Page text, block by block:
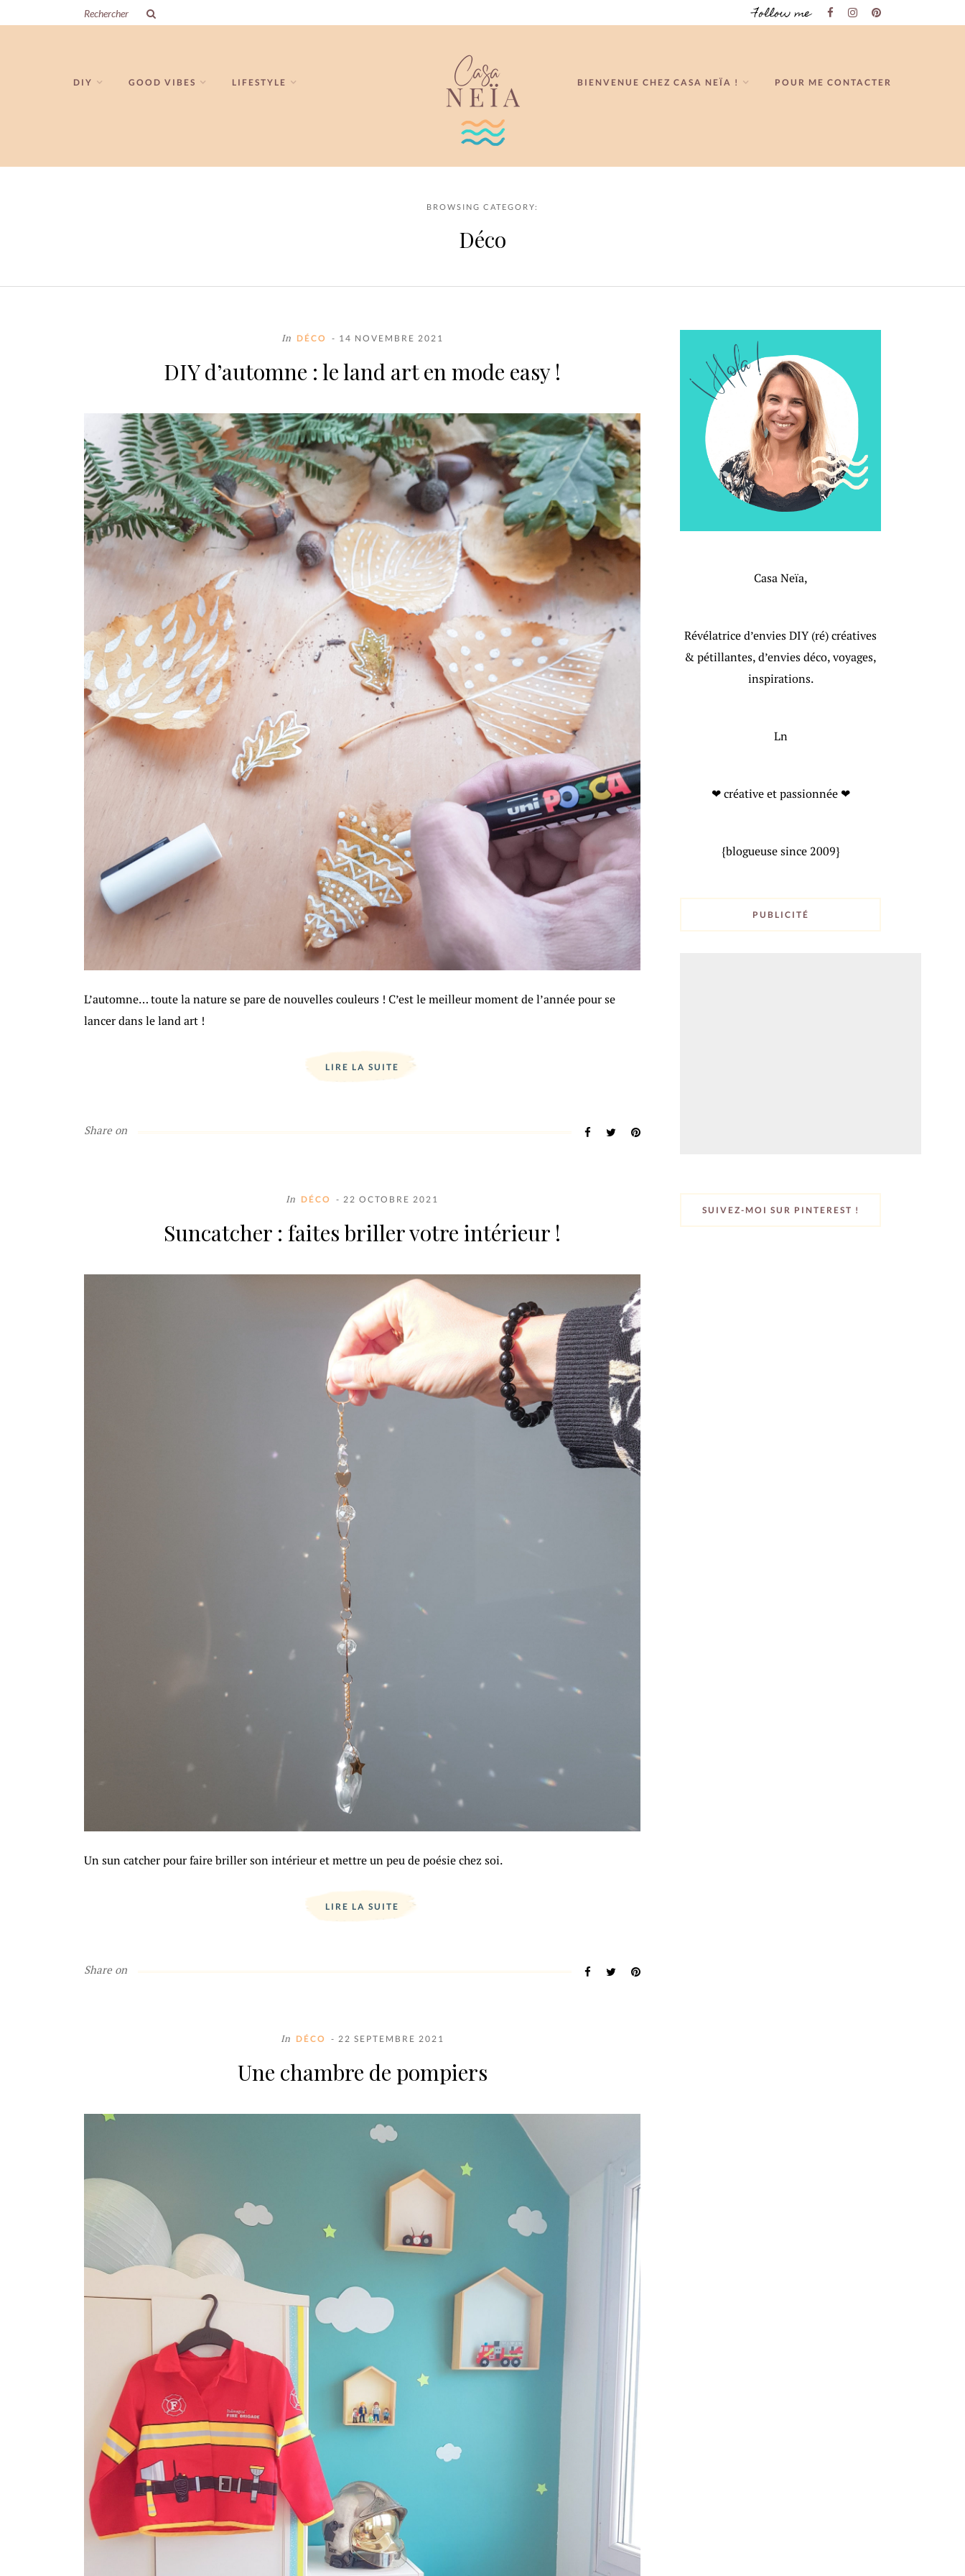
Follow me
DIY GOOD VIBES LIFESTYLE BIENVENUE CHEZ CASA NEÏA ! POUR ME CONTACTER
BROWSING CATEGORY:
Déco
In DÉCO - 14 NOVEMBRE 2021
DIY d’automne : le land art en mode easy !
L’automne… toute la nature se pare de nouvelles couleurs ! C’est le meilleur moment de l’année pour se
lancer dans le land art !
LIRE LA SUITE
Share on
In DÉCO - 22 OCTOBRE 2021
Suncatcher : faites briller votre intérieur !
Un sun catcher pour faire briller son intérieur et mettre un peu de poésie chez soi.
LIRE LA SUITE
Share on
In DÉCO - 22 SEPTEMBRE 2021
Une chambre de pompiers
Casa Neïa,
Révélatrice d’envies DIY (ré) créatives
& pétillantes, d’envies déco, voyages,
inspirations.
Ln
❤ créative et passionnée ❤
{blogueuse since 2009}
PUBLICITÉ
SUIVEZ-MOI SUR PINTEREST !